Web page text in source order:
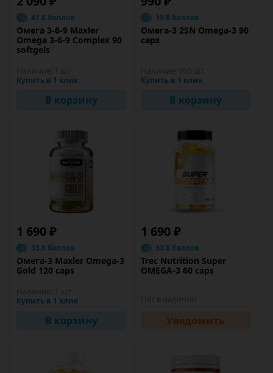
41.8 баллов
Омега 3-6-9 Maxler
Omega 3-6-9 Сomplex 90
softgels
Купить в 1 клик
В корзину
19.8 баллов
Омега-3 2SN Omega-3 90
caps
Купить в 1 клик
В корзину
1 690 ₽
33.8 баллов
Омега-3 Maxler Omega-3
Gold 120 caps
Купить в 1 клик
В корзину
1 690 ₽
33.8 баллов
Trec Nutrition Super
OMEGA-3 60 caps
Уведомить